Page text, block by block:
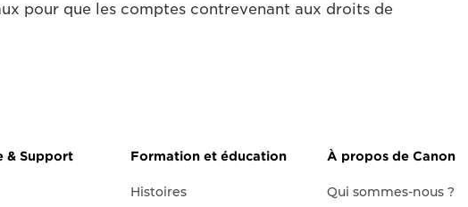
pour que les comptes contrevenant aux droits de
& Support Formation et éducation
Histoires
À propos de Canon
Qui sommes-nous ?